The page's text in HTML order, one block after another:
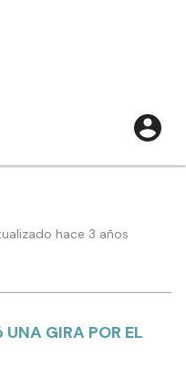
hace 3 años
GIRA POR EL